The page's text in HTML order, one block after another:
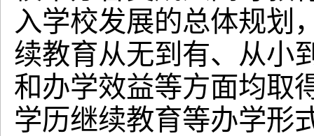
入学校发展的总体规划
续教育从无到有、从小
和办学效益等方面均取
学历继续教育等办学形